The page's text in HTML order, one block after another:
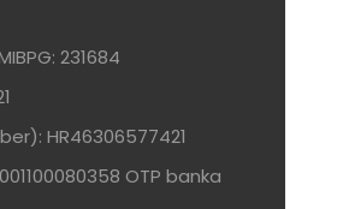
231684
HR46306577421
OTP banka